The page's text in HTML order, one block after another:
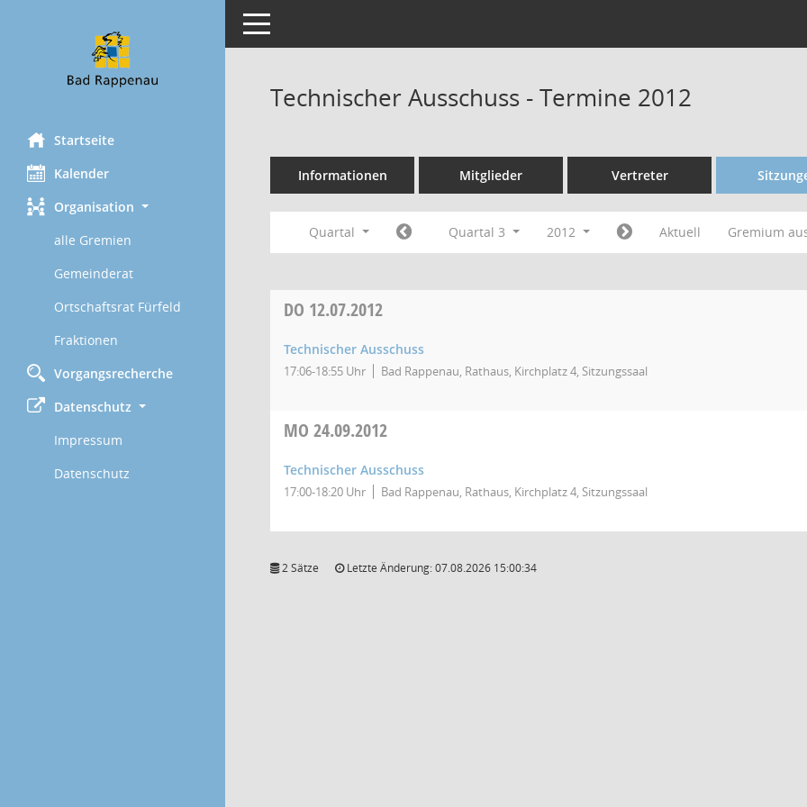
Startseite
Kalender
Organisation
alle Gremien
Gemeinderat
Ortschaftsrat Fürfeld
Fraktionen
Vorgangsrecherche
Datenschutz
Impressum
Datenschutz
Toggle navigation
Technischer Ausschuss - Termine 2012
Informationen Mitglieder Vertreter
Quartal Quartal 3 2012 Aktuell Gremium
DO 12.07.2012
Technischer Ausschuss
17:06-18:55 Uhr Bad Rappenau, Rathaus, Kirchplatz 4, Sitzungssaal
MO 24.09.2012
Technischer Ausschuss
17:00-18:20 Uhr Bad Rappenau, Rathaus, Kirchplatz 4, Sitzungssaal
2 Sätze Letzte Änderung: 07.08.2026 15:00:34